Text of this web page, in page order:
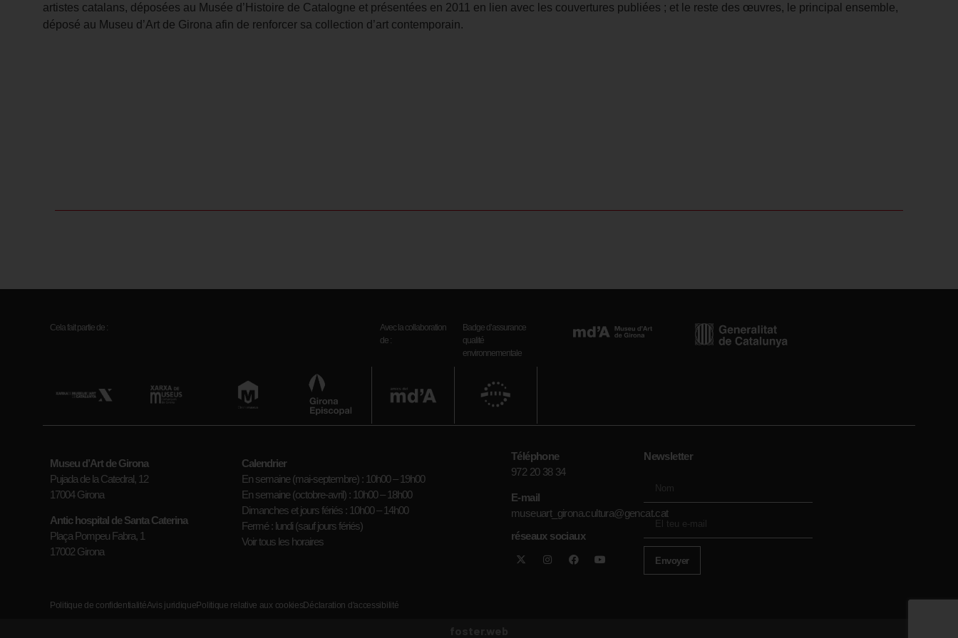
artistes catalans, déposées au Musée d’Histoire de Catalogne et présentées en 2011 en lien avec les couvertures publiées ; et le reste des œuvres, le principal ensemble,
déposé au Museu d’Art de Girona afin de renforcer sa collection d’art contemporain.
Cela fait partie de :
Avec la collaboration
de :
Badge d’assurance
qualité
environnementale
Museu d’Art de Girona
Pujada de la Catedral, 12
17004 Girona
Antic hospital de Santa Caterina
Plaça Pompeu Fabra, 1
17002 Girona
Calendrier
En semaine (mai-septembre) : 10h00 – 19h00
En semaine (octobre-avril) : 10h00 – 18h00
Dimanches et jours fériés : 10h00 – 14h00
Fermé : lundi (sauf jours fériés)
Voir tous les horaires
Téléphone
972 20 38 34
E-mail
museuart_girona.cultura@gencat.cat
réseaux sociaux
Newsletter
Envoyer
Politique de confidentialitéAvis juridiquePolitique relative aux cookiesDéclaration d'accessibilité
foster.web